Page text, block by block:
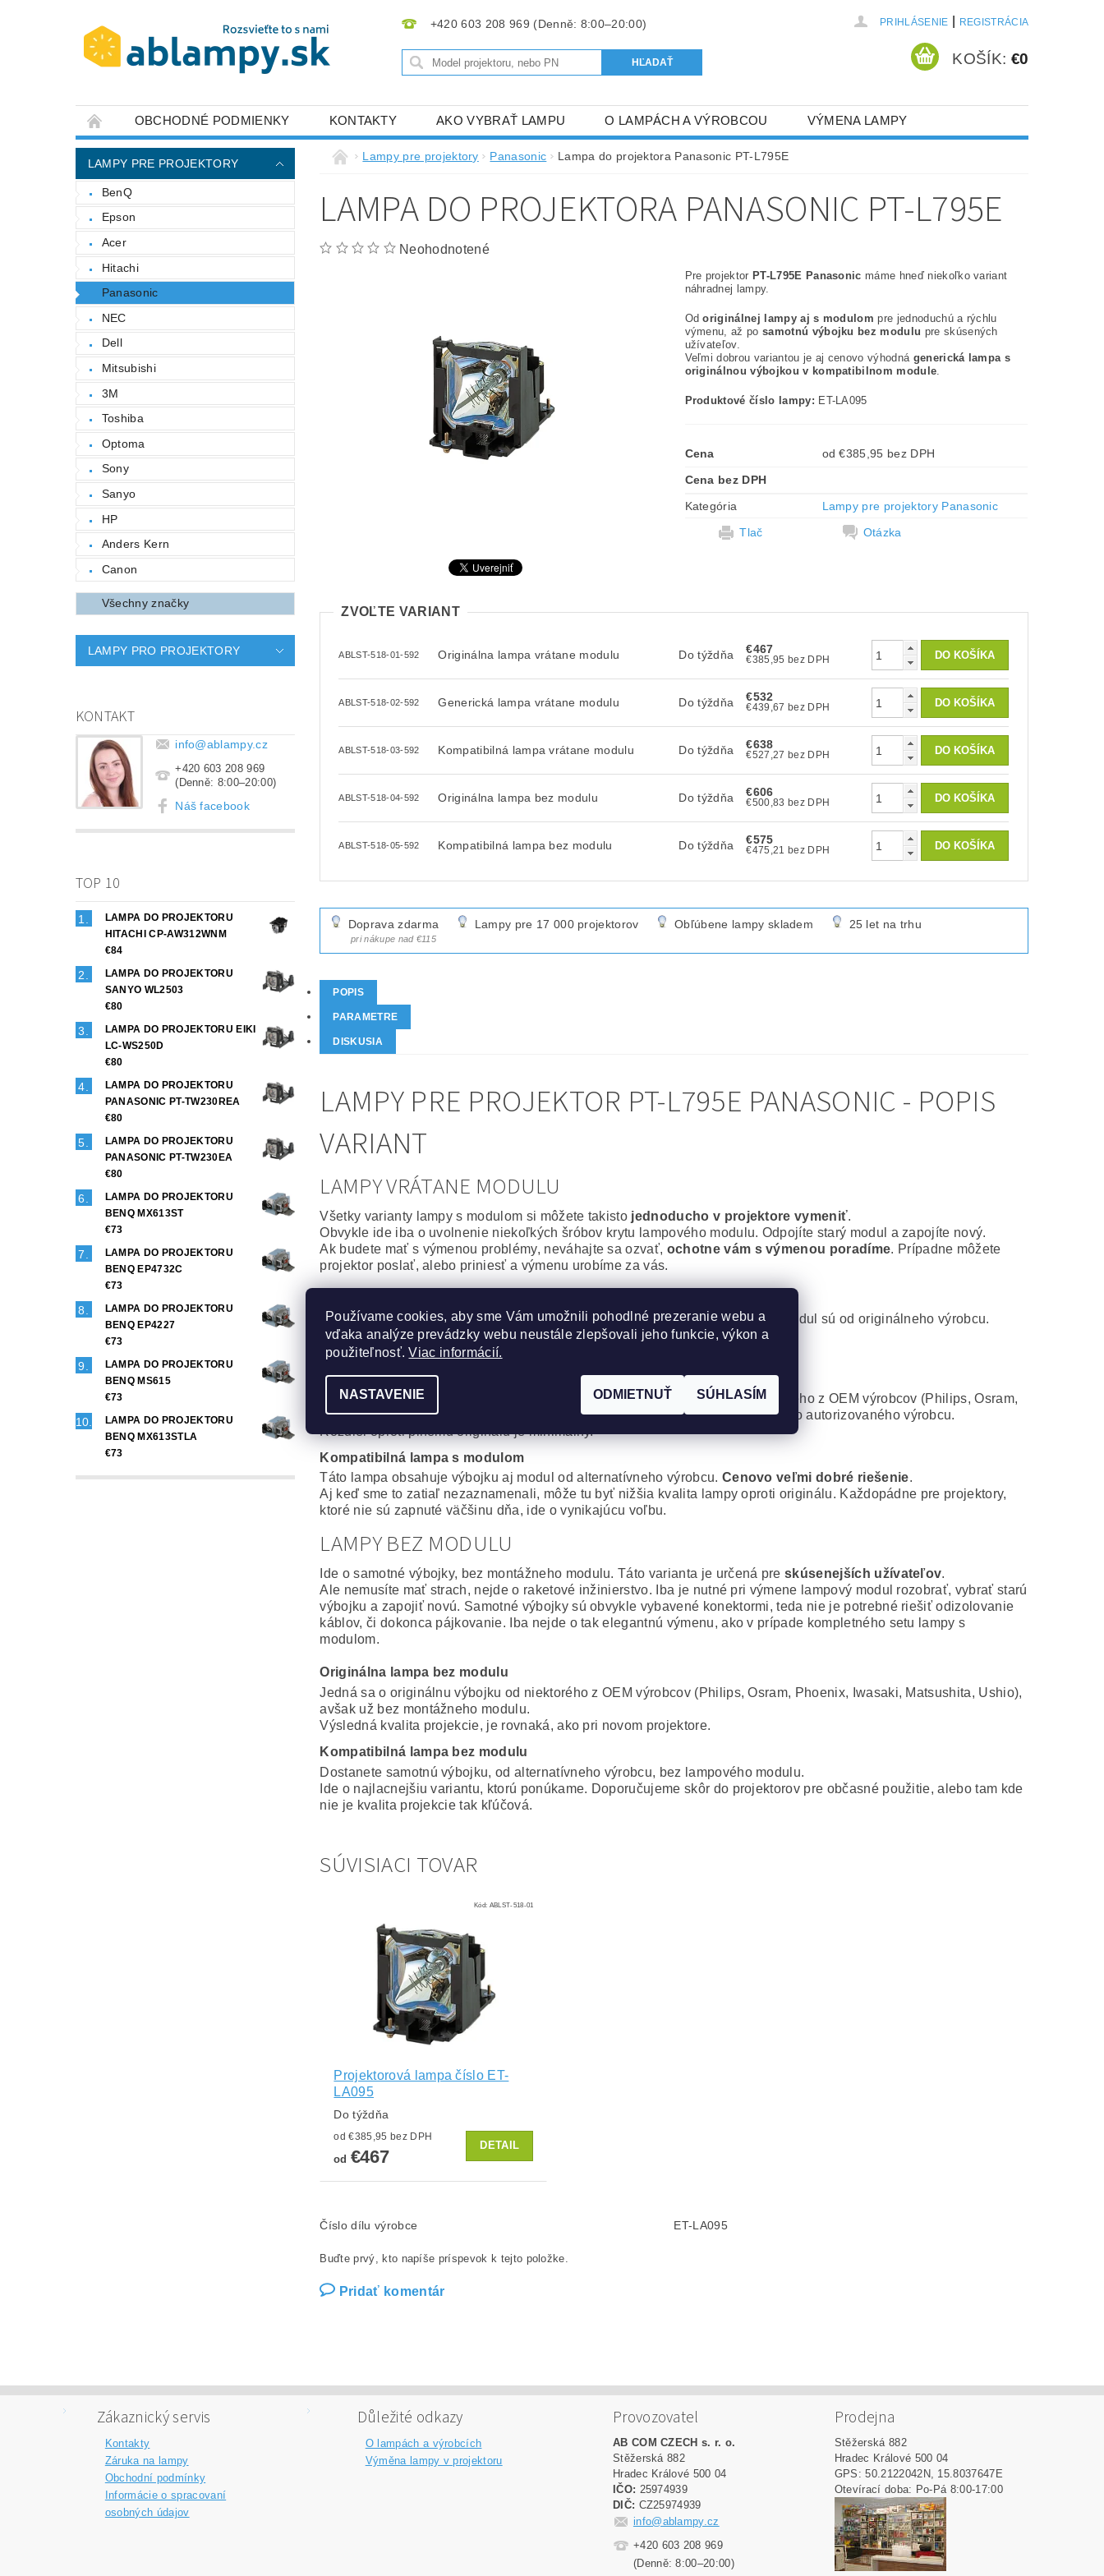
+420 603 208 969 PRIHLÁSENIE REGISTRÁCIA
KOŠÍK: €0
OBCHODNÉ PODMIENKY KONTAKTY AKO VYBRAŤ LAMPU O LAMPÁCH A VÝROBCOU VÝMENA LAMPY
LAMPY PRE PROJEKTORY
BenQ
Epson
Acer
Hitachi
Panasonic
NEC
Dell
Mitsubishi
3M
Toshiba
Optoma
Sony
Sanyo
HP
Anders Kern
Canon
Všechny značky
LAMPY PRO PROJEKTORY
KONTAKT
info@ablampy.cz
+420 603 208 969
(Denně: 8:00–20:00)
Náš facebook
TOP 10
LAMPA DO PROJEKTORU
HITACHI CP-AW312WNM
€84
LAMPA DO PROJEKTORU
SANYO WL2503
€80
LAMPA DO PROJEKTORU EIKI
LC-WS250D
€80
LAMPA DO PROJEKTORU
PANASONIC PT-TW230REA
€80
LAMPA DO PROJEKTORU
PANASONIC PT-TW230EA
€80
LAMPA DO PROJEKTORU
BENQ MX613ST
€73
LAMPA DO PROJEKTORU
BENQ EP4732C
€73
LAMPA DO PROJEKTORU
BENQ EP4227
€73
LAMPA DO PROJEKTORU
BENQ MS615
€73
LAMPA DO PROJEKTORU
BENQ MX613STLA
€73
Lampy pre projektory Panasonic Lampa do projektora Panasonic PT-L795E
LAMPA DO PROJEKTORA PANASONIC PT-L795E
Neohodnotené
Pre projektor PT-L795E Panasonic máme hneď niekoľko variant
náhradnej lampy.
Odoriginálnej lampy aj s modulom pre jednoduchú a rýchlu
výmenu, až po samotnú výbojku bez modulu pre skúsených
užívateľov.
Veľmi dobrou variantou je aj cenovo výhodná generická lampa s
originálnou výbojkou v kompatibilnom module.
Produktové číslo lampy: ET-LA095
Cena
od €385,95 bez DPH
Cena bez DPH
Kategória
Lampy pre projektory Panasonic
Tlač
Otázka
ZVOĽTE VARIANT
ABLST-518-01-592 Originálna lampa vrátane modulu Do týždňa €467
€385,95 bez DPH
ABLST-518-02-592 Generická lampa vrátane modulu Do týždňa €532
€439,67 bez DPH
ABLST-518-03-592 Kompatibilná lampa vrátane modulu Do týždňa €638
€527,27 bez DPH
ABLST-518-04-592 Originálna lampa bez modulu Do týždňa €606
€500,83 bez DPH
ABLST-518-05-592 Kompatibilná lampa bez modulu Do týždňa €575
€475,21 bez DPH
Doprava zdarma
pri nákupe nad €115
Lampy pre 17 000 projektorov Obľúbene lampy skladem 25 let na trhu
POPIS
PARAMETRE
DISKUSIA
LAMPY PRE PROJEKTOR PT-L795E PANASONIC - POPIS
VARIANT
LAMPY VRÁTANE MODULU
Všetky varianty lampy s modulom si môžete takisto jednoducho v projektore vymeniť.
Obvykle ide iba o uvolnenie niekoľkých šróbov krytu lampového modulu. Odpojíte starý modul a zapojíte nový.
Ak budete mať s výmenou problémy, neváhajte sa ozvať, ochotne vám s výmenou poradíme. Prípadne môžete
projektor poslať, alebo priniesť a výmenu urobíme za vás.
To najlepšie, čo môžete svojmu projektoru zaobstarať. Výbojka aj montážny modul sú od originálneho výrobcu.
Projektor bude povýmene ako nový.
Maximálna spoľahlivosť a výdrž bez kompromisov.
Generická lampa vrátane modulu
Veľmi dobré riešenie, za výhodnú cenu. Kvalitná originálna výbojka od niektorého z OEM výrobcov (Philips, Osram,
Phoenix, Iwasaki, Matsushita, Ushio) s montážnym modulom od kompatibilného autorizovaného výrobcu.
Rozdiel oproti plnému originálu je minimálny.
Kompatibilná lampa s modulom
Táto lampa obsahuje výbojku aj modul od alternatívneho výrobcu. Cenovo veľmi dobré riešenie.
Aj keď sme to zatiaľ nezaznamenali, môže tu byť nižšia kvalita lampy oproti originálu. Každopádne pre projektory,
ktoré nie sú zapnuté väčšinu dňa, ide o vynikajúcu voľbu.
LAMPY BEZ MODULU
Ide o samotné výbojky, bez montážneho modulu. Táto varianta je určená preskúsenejších užívateľov.
Ale nemusíte mať strach, nejde o raketové inžinierstvo. Iba je nutné pri výmene lampový modul rozobrať, vybrať starú
výbojku a zapojiť novú. Samotné výbojky sú obvykle vybavené konektormi, teda nie je potrebné riešiť odizolovanie
káblov, či dokonca pájkovanie. Iba nejde o tak elegantnú výmenu, ako v prípade kompletného setu lampy s
modulom.
Originálna lampa bez modulu
Jedná sa o originálnu výbojku od niektorého z OEM výrobcov (Philips, Osram, Phoenix, Iwasaki, Matsushita, Ushio),
avšak už bez montážneho modulu.
Výsledná kvalita projekcie, je rovnaká, ako pri novom projektore.
Kompatibilná lampa bez modulu
Dostanete samotnú výbojku, od alternatívneho výrobcu, bez lampového modulu.
Ide o najlacnejšiu variantu, ktorú ponúkame. Doporučujeme skôr do projektorov pre občasné použitie, alebo tam kde
nie je kvalita projekcie tak kľúčová.
SÚVISIACI TOVAR
Kód: ABLST-518-01
Projektorová lampa číslo ET-
LA095
Do týždňa
od €385,95 bez DPH
od €467
DETAIL
Číslo dílu výrobce ET-LA095
Buďte prvý, kto napíše príspevok k tejto položke.
Pridať komentár
Zákaznický servis
Kontakty
Záruka na lampy
Obchodní podmínky
Informácie o spracovaní
osobných údajov
Důležité odkazy
O lampách a výrobcích
Výměna lampy v projektoru
Provozovatel
AB COM CZECH s. r. o.
Stěžerská 882
Hradec Králové 500 04
IČO: 25974939
DIČ: CZ25974939
info@ablampy.cz
+420 603 208 969
(Denně: 8:00–20:00)
Prodejna
Stěžerská 882
Hradec Králové 500 04
GPS: 50.2122042N, 15.8037647E
Otevírací doba: Po-Pá 8:00-17:00
Používame cookies, aby sme Vám umožnili pohodlné prezeranie webu a
vďaka analýze prevádzky webu neustále zlepšovali jeho funkcie, výkon a
použiteľnosť.Viac informácií.
NASTAVENIE ODMIETNUŤ SÚHLASÍM